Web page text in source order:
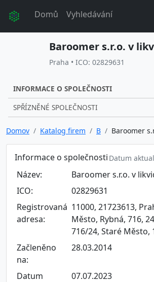
Domů Vyhledávání
Baroomer s.r.o. v
Praha • ICO: 02829631
INFORMACE O SPOLEČNOSTI
SPŘÍZNĚNÉ SPOLEČNOSTI
Domov Katalog firem B Baroomer
Informace o společnosti Datum
Název:
Baroomer s.r.o. v
ICO:
02829631
Registrovaná
adresa:
11000, 21723613,
Město, Rybná, 716,
716/24, Staré Město,
Začleněno
na:
28.03.2014
Datum
07.07.2023